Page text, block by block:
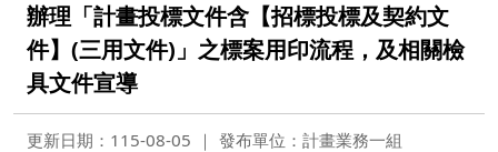
辦理「計畫投標文件含【招標投標及契約文
件】(三用文件)」之標案用印流程，及相關檢
具文件宣導
更新日期：115-08-05 發布單位：計畫業務一組